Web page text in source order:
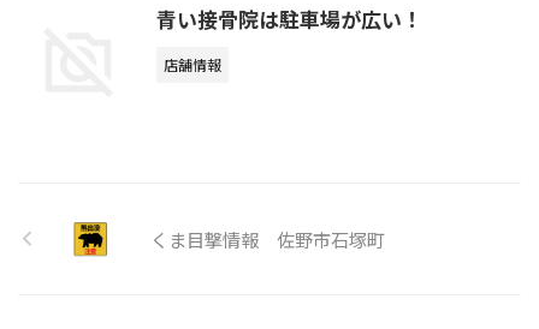
青い接骨院は駐車場が広い！
店舗情報
くま目撃情報 佐野市石塚町